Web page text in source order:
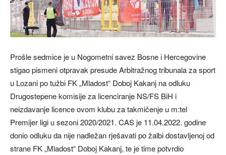
Prošle sedmice je u Nogometni savez Bosne i Hercegovine
stigao pismeni otpravak presude Arbitražnog tribunala za sport
u Lozani po tužbi FK „Mladost“ Doboj Kakanj na odluku
Drugostepene komisije za licenciranje NS/FS BiH i
neizdavanje licence ovom klubu za takmičenje u m:tel
Premijer ligi u sezoni 2020/2021. CAS je 11.04.2022. godine
donio odluku da nije nadležan rješavati po žalbi dostavljenoj od
strane FK „Mladost“ Doboj Kakanj, te je time potvrdio